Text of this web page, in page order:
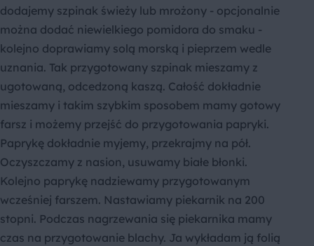
dodajemy szpinak świeży lub mrożony - opcjonalnie
można dodać niewielkiego pomidora do smaku -
kolejno doprawiamy solą morską i pieprzem wedle
uznania. Tak przygotowany szpinak mieszamy z
ugotowaną, odcedzoną kaszą. Całość dokładnie
mieszamy i takim szybkim sposobem mamy gotowy
farsz i możemy przejść do przygotowania papryki.
Paprykę dokładnie myjemy, przekrajmy na pół.
Oczyszczamy z nasion, usuwamy białe błonki.
Kolejno paprykę nadziewamy przygotowanym
wcześniej farszem. Nastawiamy piekarnik na 200
stopni. Podczas nagrzewania się piekarnika mamy
czas na przygotowanie blachy. Ja wykładam ją folią